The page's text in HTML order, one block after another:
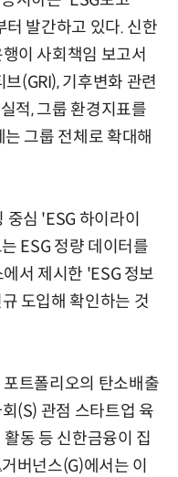
발간하고 있다. 신한
이 사회책임 보고서
(GRI), 기후변화 관련
적, 그룹 환경지표를
그룹 전체로 확대해
심 'ESG 하이라이
ESG 정량 데이터를
서 제시한 'ESG 정보
도입해 확인하는 것
트폴리오의 탄소배출
(S) 관점 스타트업 육
동 등 신한금융이 집
버넌스(G)에서는 이